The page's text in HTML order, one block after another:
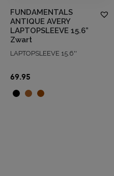
FUNDAMENTALS
ANTIQUE AVERY
LAPTOPSLEEVE 15.6”
Zwart
LAPTOPSLEEVE 15.6''
69.95